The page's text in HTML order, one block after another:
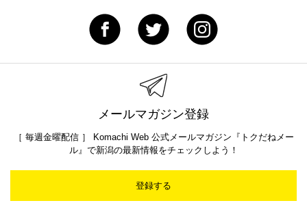
メールマガジン登録
［ 毎週金曜配信 ］ Komachi Web 公式メールマガジン『トクだねメー
ル』で新潟の最新情報をチェックしよう！
登録する